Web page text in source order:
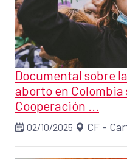
Documental sobre
aborto en Colombia
Cooperación ...
02/10/2025 CF -